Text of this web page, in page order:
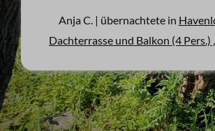
Anja C. | übernachtete in
Dachterrasse und Balkon (4 Pers.)